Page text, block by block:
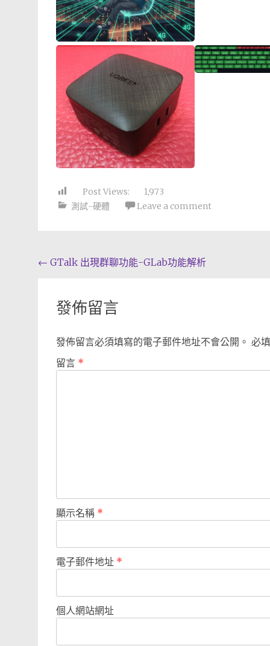
Post Views:
1,973
測試-硬體
Leave a comment
Post
← GTalk 出現群聊功能-GLab功能解析
發佈留言
發佈留言必須填寫的電子郵件地址不會公開。 必
留言 *
顯示名稱 *
電子郵件地址 *
個人網站網址